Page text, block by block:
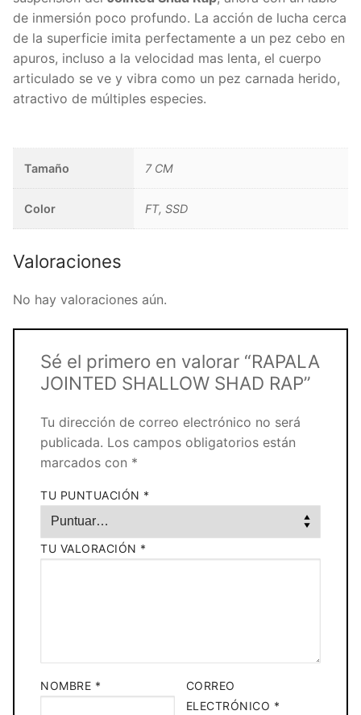
de inmersión poco profundo. La acción de lucha cerca
de la superficie imita perfectamente a un pez cebo en
apuros, incluso a la velocidad mas lenta, el cuerpo
articulado se ve y vibra como un pez carnada herido,
atractivo de múltiples especies.
Tamaño 7 CM
Color FT, SSD
Valoraciones
No hay valoraciones aún.
Sé el primero en valorar “RAPALA
JOINTED SHALLOW SHAD RAP”
Tu dirección de correo electrónico no será
publicada. Los campos obligatorios están
marcados con *
TU PUNTUACIÓN *
TU VALORACIÓN *
NOMBRE *
CORREO
ELECTRÓNICO *